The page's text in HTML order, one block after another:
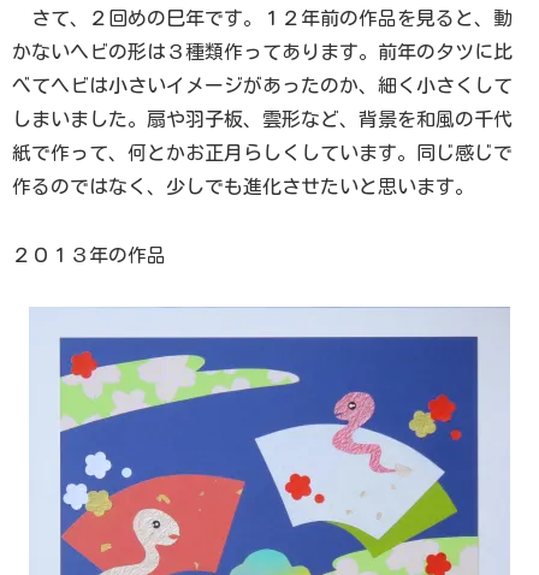
さて、２回めの巳年です。１２年前の作品を見ると、動
かないヘビの形は３種類作ってあります。前年のタツに比
べてヘビは小さいイメージがあったのか、細く小さくして
しまいました。扇や羽子板、雲形など、背景を和風の千代
紙で作って、何とかお正月らしくしています。同じ感じで
作るのではなく、少しでも進化させたいと思います。
２０１３年の作品